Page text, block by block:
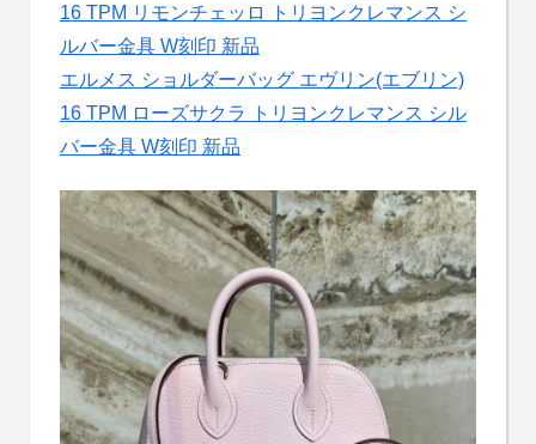
16 TPM リモンチェッロ トリヨンクレマンス シ
ルバー金具 W刻印 新品
エルメス ショルダーバッグ エヴリン(エブリン)
16 TPM ローズサクラ トリヨンクレマンス シル
バー金具 W刻印 新品